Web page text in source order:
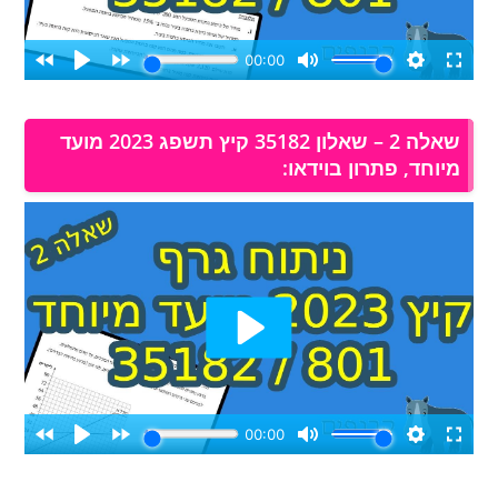
שאלה 2 – שאלון 35182 קיץ תשפג 2023 מועד
מיוחד, פתרון בוידאו: